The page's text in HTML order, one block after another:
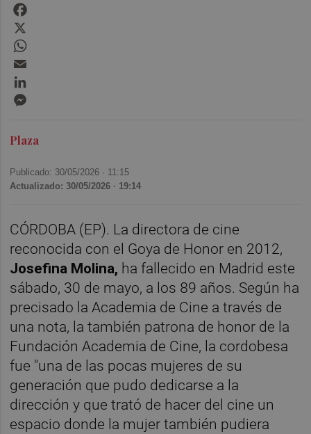
Plaza
Publicado: 30/05/2026 · 11:15
Actualizado: 30/05/2026 · 19:14
CÓRDOBA (EP). La directora de cine
reconocida con el Goya de Honor en 2012,
Josefina Molina, ha fallecido en Madrid este
sábado, 30 de mayo, a los 89 años. Según ha
precisado la Academia de Cine a través de
una nota, la también patrona de honor de la
Fundación Academia de Cine, la cordobesa
fue "una de las pocas mujeres de su
generación que pudo dedicarse a la
dirección y que trató de hacer del cine un
espacio donde la mujer también pudiera